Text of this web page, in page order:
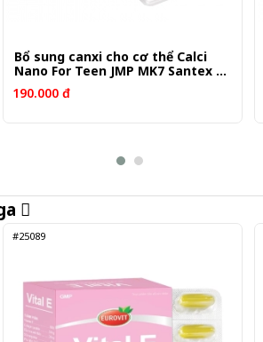
Bổ sung canxi cho cơ thể Calci
Nano For Teen JMP MK7 Santex 5
vỉ x 10 viên
190.000 đ
#25089